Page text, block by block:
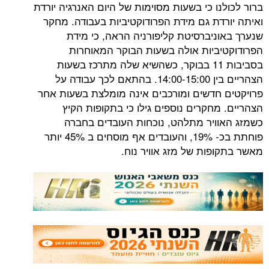
כי בשעות מסוימות של היום האנרגיה יורדת
גם מידת הפרודוקטיביות בעבודה. מחקר
קליפורניה הראה, כי מידת
אולה בשעות הבוקר המאוחרות
בסביבות 11 בבוקר, כשהשיא שלה מתרכז בשעות
הצהריים בין 14:00-15:00. בהתאם לכך עבודה על
ומורכבים אינה מומלצת בשעות אחר
נוספים גילו כי בתקופות הקיץ
מתלהט, נוכחות העובדים בחברה
פוחתת בכ- 19%, והעובדים אף מוסחים ב 45% יותר
של מזג אוויר נוח.